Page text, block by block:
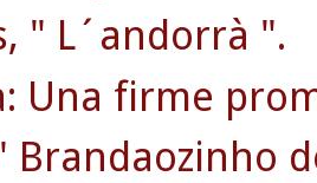
" L´andorrà ".
Una firme
Brandaozinho